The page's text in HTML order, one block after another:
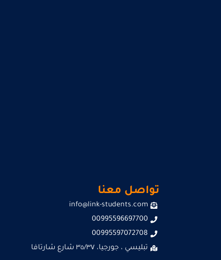
تواصل معنا
info@link-students.com
00995596697700
00995597072708
تبليسي ، جورجيا، ٣٥/٣٧ شارع شارتافا